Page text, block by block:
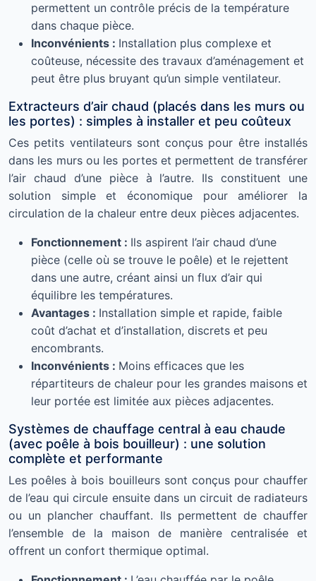
permettent un contrôle précis de la température
dans chaque pièce.
Inconvénients : Installation plus complexe et
coûteuse, nécessite des travaux d’aménagement et
peut être plus bruyant qu’un simple ventilateur.
Extracteurs d’air chaud (placés dans les murs ou
les portes) : simples à installer et peu coûteux
Ces petits ventilateurs sont conçus pour être installés
dans les murs ou les portes et permettent de transférer
l’air chaud d’une pièce à l’autre. Ils constituent une
solution simple et économique pour améliorer la
circulation de la chaleur entre deux pièces adjacentes.
Fonctionnement : Ils aspirent l’air chaud d’une
pièce (celle où se trouve le poêle) et le rejettent
dans une autre, créant ainsi un flux d’air qui
équilibre les températures.
Avantages : Installation simple et rapide, faible
coût d’achat et d’installation, discrets et peu
encombrants.
Inconvénients : Moins efficaces que les
répartiteurs de chaleur pour les grandes maisons et
leur portée est limitée aux pièces adjacentes.
Systèmes de chauffage central à eau chaude
(avec poêle à bois bouilleur) : une solution
complète et performante
Les poêles à bois bouilleurs sont conçus pour chauffer
de l’eau qui circule ensuite dans un circuit de radiateurs
ou un plancher chauffant. Ils permettent de chauffer
l’ensemble de la maison de manière centralisée et
offrent un confort thermique optimal.